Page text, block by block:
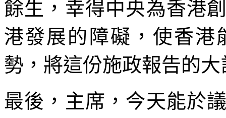
餘生，幸得中央為香港
港發展的障礙，使香港
勢，將這份施政報告的
最後，主席，今天能於